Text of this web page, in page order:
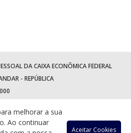
DA CAIXA ECONÔMICA FEDERAL
- REPÚBLICA
melhorar a sua
Ao continuar
Aceitar Cookies